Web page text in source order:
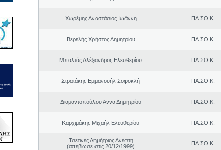
Χωρέμης Αναστάσιος Ιωάννη ΠΑ.ΣΟ.Κ.
Βερελής Χρήστος Δημητρίου ΠΑ.ΣΟ.Κ.
Μπαλτάς Αλέξανδρος Ελευθερίου ΠΑ.ΣΟ.Κ.
Στρατάκης Εμμανουήλ Σοφοκλή ΠΑ.ΣΟ.Κ.
Διαμαντοπούλου Άννα Δημητρίου ΠΑ.ΣΟ.Κ.
Καρχιμάκης Μιχαήλ Ελευθερίου ΠΑ.ΣΟ.Κ.
Τσετινές Δημήτριος Ανέστη
(απεβίωσε στις 20/12/1999)
ΠΑ.ΣΟ.Κ.